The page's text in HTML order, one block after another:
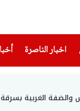
اخبار الناصرة
(current)